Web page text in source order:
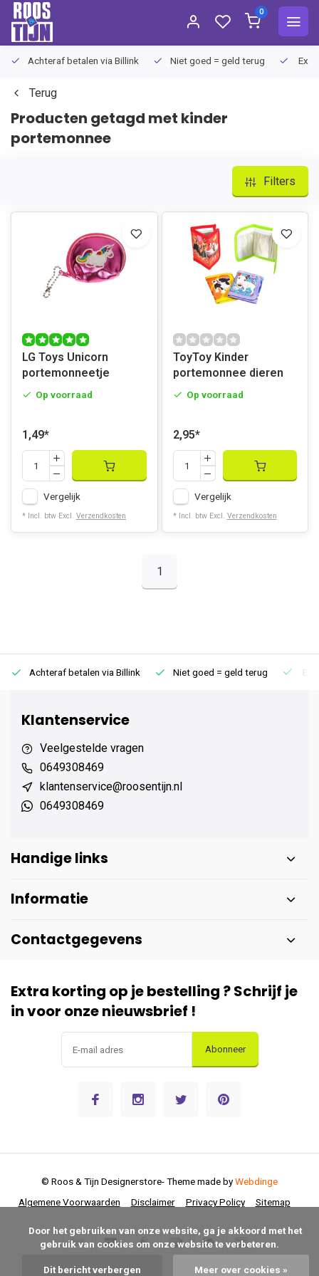
0
Achteraf betalen via Billink Niet goed = geld terug
Terug
Producten getagd met kinder
portemonnee
Filters
LG Toys Unicorn
portemonneetje
Op voorraad
1,49*
Vergelijk
* Incl. btw Excl. Verzendkosten
ToyToy Kinder
portemonnee dieren
Op voorraad
2,95*
Vergelijk
* Incl. btw Excl. Verzendkosten
1
Achteraf betalen via Billink Niet goed = geld terug
Klantenservice
Veelgestelde vragen
0649308469
klantenservice@roosentijn.nl
0649308469
Handige links
Informatie
Contactgegevens
Extra korting op je bestelling ? Schrijf je
in voor onze nieuwsbrief !
Abonneer
Algemene Voorwaarden Disclaimer Privacy Policy Sitemap
© Roos & Tijn Designerstore- Theme made byWebdinge
gebruik van cookies om onze website te verbeteren.
Dit bericht verbergen Meer over cookies »